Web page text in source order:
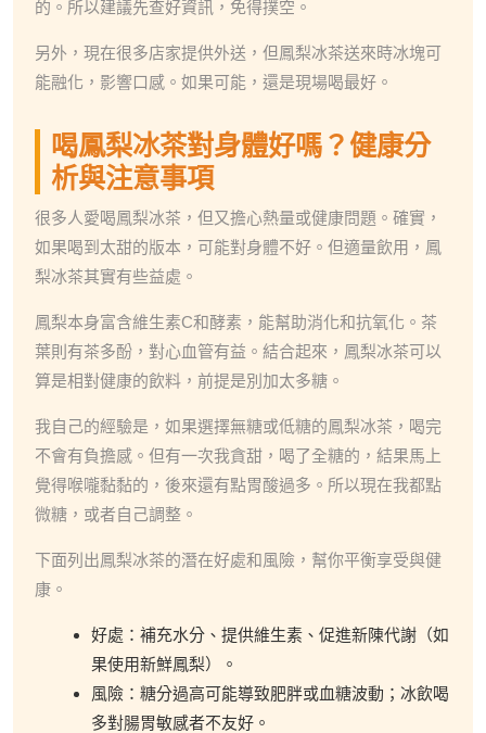
的。所以建議先查好資訊，免得撲空。
另外，現在很多店家提供外送，但鳳梨冰茶送來時冰塊可
能融化，影響口感。如果可能，還是現場喝最好。
喝鳳梨冰茶對身體好嗎？健康分
析與注意事項
很多人愛喝鳳梨冰茶，但又擔心熱量或健康問題。確實，
如果喝到太甜的版本，可能對身體不好。但適量飲用，鳳
梨冰茶其實有些益處。
鳳梨本身富含維生素C和酵素，能幫助消化和抗氧化。茶
葉則有茶多酚，對心血管有益。結合起來，鳳梨冰茶可以
算是相對健康的飲料，前提是別加太多糖。
我自己的經驗是，如果選擇無糖或低糖的鳳梨冰茶，喝完
不會有負擔感。但有一次我貪甜，喝了全糖的，結果馬上
覺得喉嚨黏黏的，後來還有點胃酸過多。所以現在我都點
微糖，或者自己調整。
下面列出鳳梨冰茶的潛在好處和風險，幫你平衡享受與健
康。
好處：補充水分、提供維生素、促進新陳代謝（如
果使用新鮮鳳梨）。
風險：糖分過高可能導致肥胖或血糖波動；冰飲喝
多對腸胃敏感者不友好。